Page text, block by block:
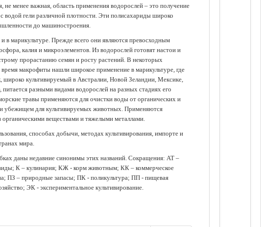
менее важная, область применения водорослей – это получение
гели различной плотности. Эти полисахариды широко
до машиностроения.
в марикультуре. Прежде всего они являются превосходным
калия и микроэлементов. Из водорослей готовят настои и
прорастанию семян и росту растений. В некоторых
макрофиты нашли широкое применение в марикультуре, где
культивируемый в Австралии, Новой Зеландии, Мексике,
разными видами водорослей на разных стадиях его
травы применяются для очистки воды от органических и
убежищем для культивируемых животных. Применяются
веществами и тяжелыми металлами.
способах добычи, методах культивирования, импорте и
мира.
даны недавние синонимы этих названий. Сокращения: АТ –
К – кулинария; КЖ - корм животным; КК – коммерческое
ПЗ – природные запасы; ПК - поликультура; ПП - пищевая
ЭК - экспериментальное культивирование.